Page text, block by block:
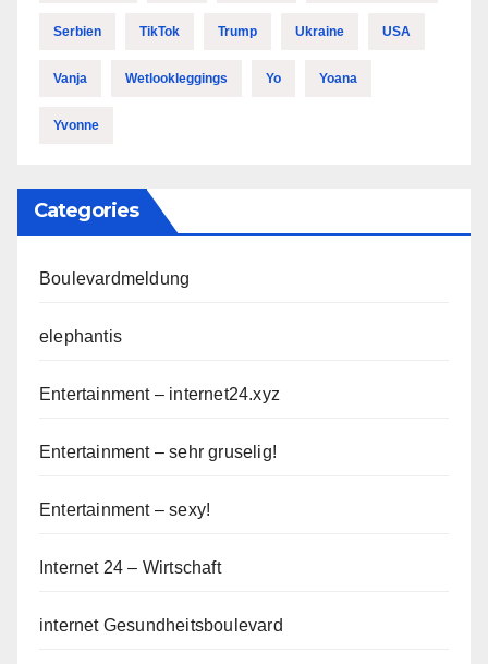
Serbien TikTok Trump Ukraine USA
Vanja Wetlookleggings Yo Yoana
Yvonne
Categories
Boulevardmeldung
elephantis
Entertainment – internet24.xyz
Entertainment – sehr gruselig!
Entertainment – sexy!
Internet 24 – Wirtschaft
internet Gesundheitsboulevard